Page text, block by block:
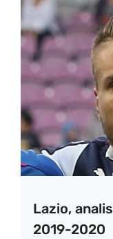
Lazio,
2019-2020